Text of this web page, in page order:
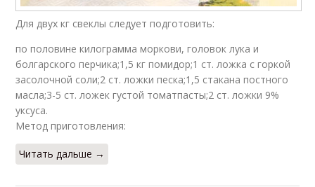
Для двух кг свеклы следует подготовить:
по половине килограмма моркови, головок лука и
болгарского перчика;1,5 кг помидор;1 ст. ложка с горкой
засолочной соли;2 ст. ложки песка;1,5 стакана постного
масла;3-5 ст. ложек густой томатпасты;2 ст. ложки 9%
уксуса.
Метод приготовления:
Читать дальше →